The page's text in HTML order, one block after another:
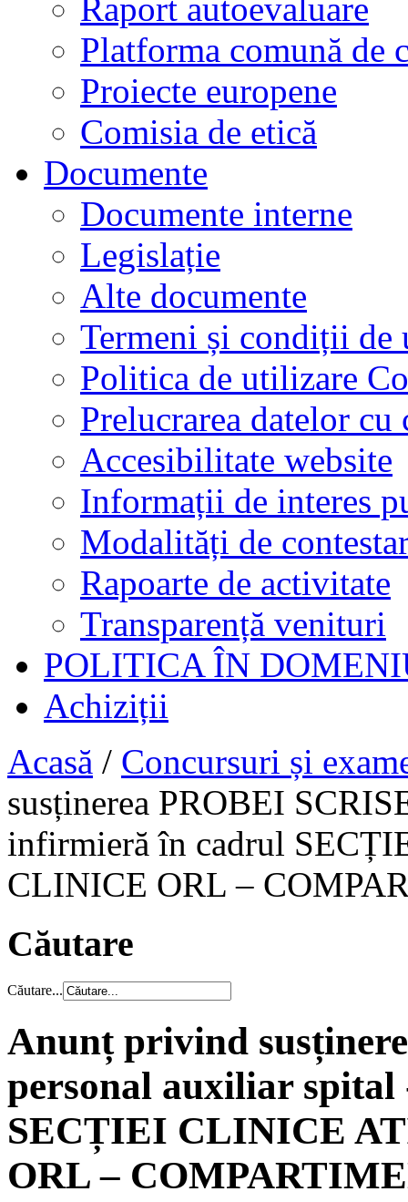
Raport autoevaluare
Platforma comună de
Proiecte europene
Comisia de etică
Documente
Documente interne
Legislație
Alte documente
Termeni și condiții de
Politica de utilizare
Prelucrarea datelor cu
Accesibilitate website
Informații de interes
Modalități de
Rapoarte de activitate
Transparență venituri
POLITICA ÎN
Achiziții
Acasă / Concursuri și
susținerea PROBEI
infirmieră în cadrul
CLINICE ORL –
Căutare
Căutare...
Anunț privind
personal auxiliar
SECȚIEI CLINICE
ORL –